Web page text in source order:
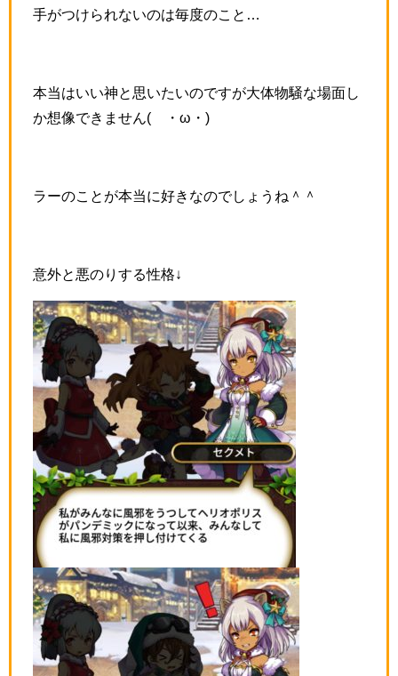
手がつけられないのは毎度のこと…
本当はいい神と思いたいのですが大体物騒な場面し
か想像できません(´・ω・)
ラーのことが本当に好きなのでしょうね＾＾
意外と悪のりする性格↓